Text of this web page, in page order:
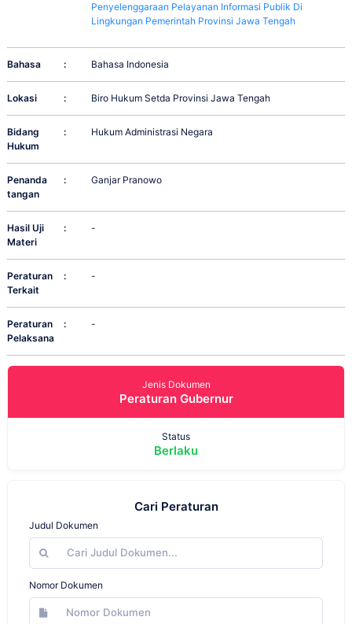
Penyelenggaraan Pelayanan Informasi Publik Di
Lingkungan Pemerintah Provinsi Jawa Tengah
Bahasa : Bahasa Indonesia
Lokasi : Biro Hukum Setda Provinsi Jawa Tengah
Bidang
Hukum
: Hukum Administrasi Negara
Penanda
tangan
: Ganjar Pranowo
Hasil Uji
Materi
: -
Peraturan
Terkait
: -
Peraturan
Pelaksana
: -
Jenis Dokumen
Peraturan Gubernur
Status
Berlaku
Cari Peraturan
Judul Dokumen
Nomor Dokumen